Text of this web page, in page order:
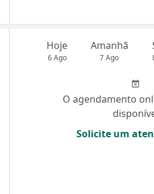
Hoje
6 Ago
Amanhã
7 Ago
O agendamento
Solicite um